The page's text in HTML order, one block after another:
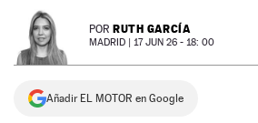
NEWSLETTER POR RUTH GARCÍA
MADRID | 17 JUN 26 - 18: 00
Añadir EL MOTOR en Google